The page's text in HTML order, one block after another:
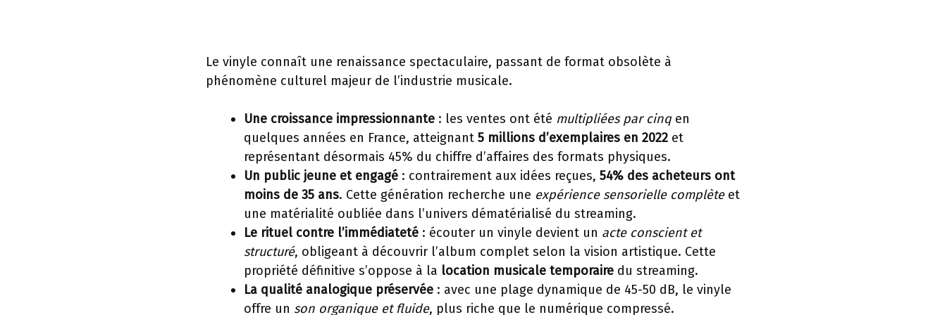
Le vinyle connaît une renaissance spectaculaire, passant de format obsolète à
phénomène culturel majeur de l’industrie musicale.
Une croissance impressionnante : les ventes ont été multipliées par cinqen
quelques années en France, atteignant 5 millions d’exemplaires en 2022 et
représentant désormais 45% du chiffre d’affaires des formats physiques.
Un public jeune et engagé : contrairement aux idées reçues, 54% des acheteurs ont
moins de 35 ans. Cette génération recherche une expérience sensorielle complèteet
une matérialité oubliée dans l’univers dématérialisé du streaming.
Le rituel contre l’immédiateté : écouter un vinyle devient un acte conscient et
structuré, obligeant à découvrir l’album complet selon la vision artistique. Cette
propriété définitive s’oppose à la location musicale temporaire du streaming.
La qualité analogique préservée : avec une plage dynamique de 45-50 dB, le vinyle
offre un son organique et fluide, plus riche que le numérique compressé.